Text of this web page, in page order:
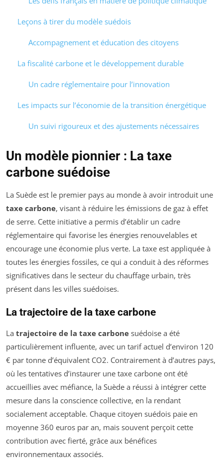
Leçons à tirer du modèle suédois
Accompagnement et éducation des citoyens
La fiscalité carbone et le développement durable
Un cadre réglementaire pour l’innovation
Les impacts sur l’économie de la transition énergétique
Un suivi rigoureux et des ajustements nécessaires
Un modèle pionnier : La taxe
carbone suédoise
La Suède est le premier pays au monde à avoir introduit une
taxe carbone, visant à réduire les émissions de gaz à effet
de serre. Cette initiative a permis d’établir un cadre
réglementaire qui favorise les énergies renouvelables et
encourage une économie plus verte. La taxe est appliquée à
toutes les énergies fossiles, ce qui a conduit à des réformes
significatives dans le secteur du chauffage urbain, très
présent dans les villes suédoises.
La trajectoire de la taxe carbone
La trajectoire de la taxe carbone suédoise a été
particulièrement influente, avec un tarif actuel d’environ 120
€ par tonne d’équivalent CO2. Contrairement à d’autres pays,
où les tentatives d’instaurer une taxe carbone ont été
accueillies avec méfiance, la Suède a réussi à intégrer cette
mesure dans la conscience collective, en la rendant
socialement acceptable. Chaque citoyen suédois paie en
moyenne 360 euros par an, mais souvent perçoit cette
contribution avec fierté, grâce aux bénéfices
environnementaux associés.